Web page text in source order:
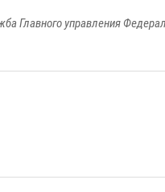
Главного управления